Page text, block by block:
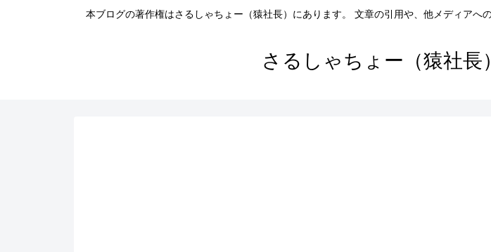
本ブログの著作権はさるしゃちょー（猿社長）にあります。 文章の引用や、他メディアへ
さるしゃちょー（猿社